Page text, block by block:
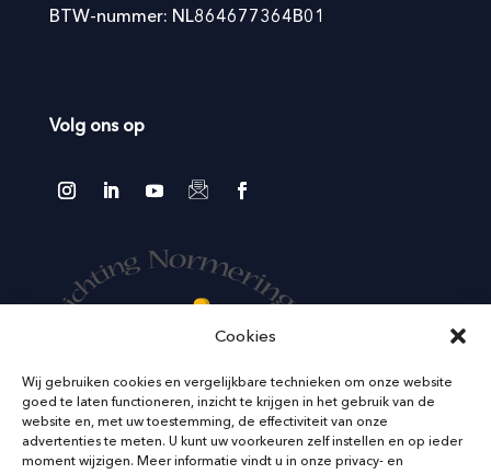
Cookies
Wij gebruiken cookies en vergelijkbare technieken om onze website
goed te laten functioneren, inzicht te krijgen in het gebruik van de
website en, met uw toestemming, de effectiviteit van onze
advertenties te meten. U kunt uw voorkeuren zelf instellen en op ieder
moment wijzigen. Meer informatie vindt u in onze privacy- en
BTW-nummer: NL864677364B01
Volg ons op